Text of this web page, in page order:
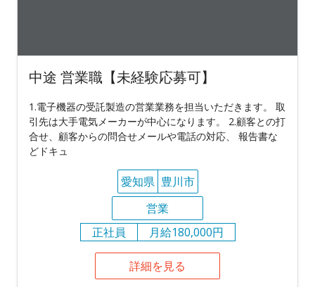
中途 営業職【未経験応募可】
1.電子機器の受託製造の営業業務を担当いただきます。 取
引先は大手電気メーカーが中心になります。 2.顧客との打
合せ、顧客からの問合せメールや電話の対応、 報告書な
どドキュ
愛知県 豊川市
営業
正社員
月給180,000円
詳細を見る